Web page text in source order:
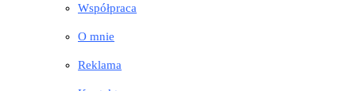
Współpraca
O mnie
Reklama